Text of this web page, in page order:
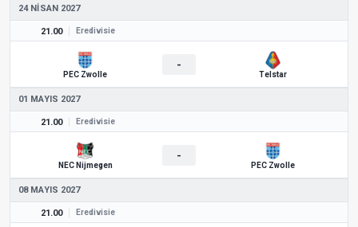
24 NISAN 2027
21.00 Eredivisie
PEC Zwolle
-
Telstar
01 MAYIS 2027
21.00 Eredivisie
NEC Nijmegen
-
PEC Zwolle
08 MAYIS 2027
21.00 Eredivisie